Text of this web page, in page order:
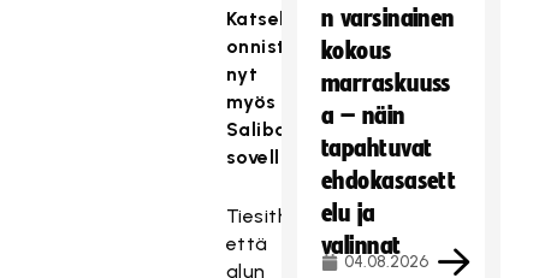
Katselu
onnistuu
nyt
myös
SalibandyTV-
sovelluksella
Tiesithän,
että
alun
n varsinainen
kokous
marraskuuss
a – näin
tapahtuvat
ehdokasasett
elu ja
valinnat
04.08.2026